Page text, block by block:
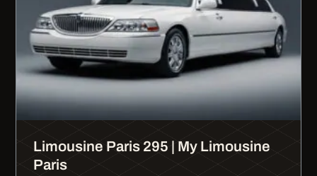
Limousine Paris 295 | My Limousine
Paris